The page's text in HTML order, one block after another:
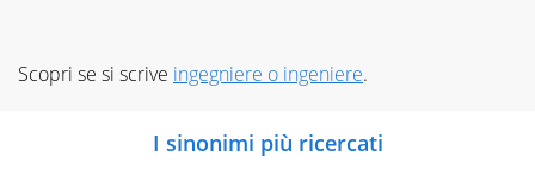
Scopri se si scrive ingegniere o ingeniere.
I sinonimi più ricercati